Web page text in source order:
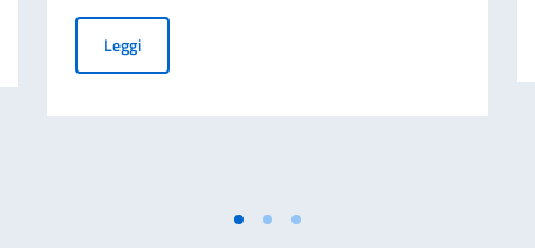
LeggiAccettazione sponsorizzazione Polyglott